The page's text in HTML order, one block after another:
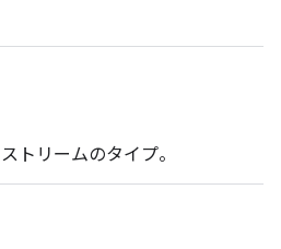
トリームのタイプ。